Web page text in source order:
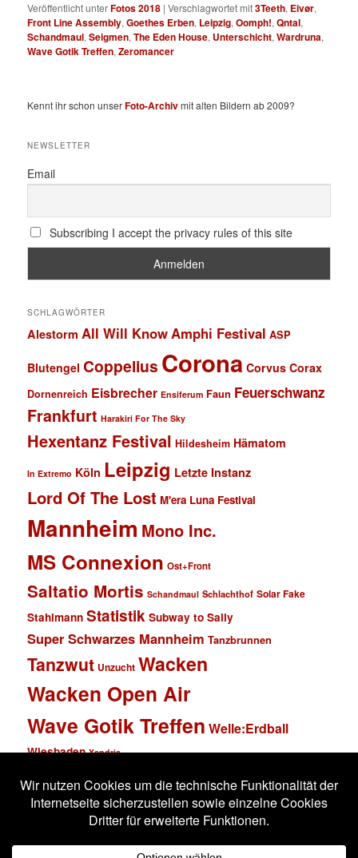
Veröffentlicht unterFotos 2018 |Verschlagwortet mit3Teeth, Eivør,
Front Line Assembly,Goethes Erben, Leipzig,Oomph!,Qntal,
Schandmaul,Seigmen,The Eden House, Unterschicht,Wardruna,
Wave Gotik Treffen,Zeromancer
Kennt ihr schon unserFoto-Archivmit alten Bildern ab 2009?
NEWSLETTER
Email
Subscribing I accept the privacy rules of this site
SCHLAGWÖRTER
Alestorm All Will Know Amphi Festival ASP
Blutengel Coppelius Corona Corvus Corax
Dornenreich Eisbrecher Ensiferum Faun Feuerschwanz
Frankfurt Harakiri For The Sky
Hexentanz Festival Hildesheim Hämatom
In Extremo Köln Leipzig Letzte Instanz
Lord Of The Lost M'era Luna Festival
Mannheim Mono Inc.
MS Connexion Ost+Front
Saltatio Mortis Schandmaul Schlachthof Solar Fake
Stahlmann Statistik Subway to Sally
Super Schwarzes Mannheim Tanzbrunnen
Tanzwut Unzucht Wacken
Wacken Open Air
Wave Gotik Treffen Welle:Erdball
Wiesbaden Xandria
Impressum